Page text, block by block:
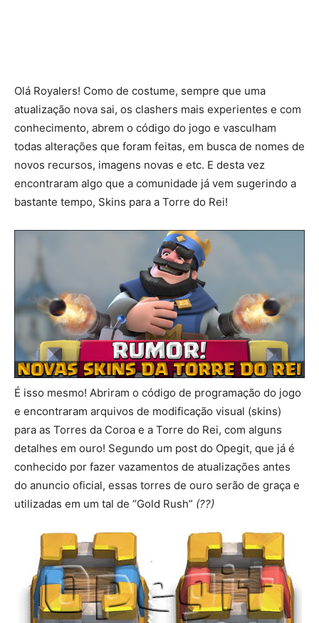
Olá Royalers! Como de costume, sempre que uma
atualização nova sai, os clashers mais experientes e com
conhecimento, abrem o código do jogo e vasculham
todas alterações que foram feitas, em busca de nomes de
novos recursos, imagens novas e etc. E desta vez
encontraram algo que a comunidade já vem sugerindo a
bastante tempo, Skins para a Torre do Rei!
É isso mesmo! Abriram o código de programação do jogo
e encontraram arquivos de modificação visual (skins)
para as Torres da Coroa e a Torre do Rei, com alguns
detalhes em ouro! Segundo um post do Opegit, que já é
conhecido por fazer vazamentos de atualizações antes
do anuncio oficial, essas torres de ouro serão de graça e
utilizadas em um tal de “Gold Rush” (??)